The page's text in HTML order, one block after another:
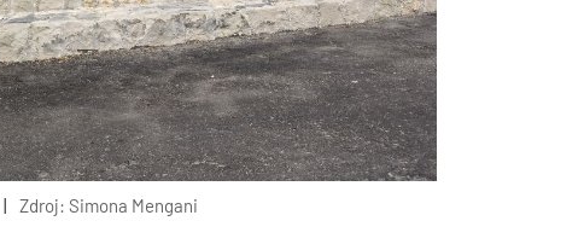
| Zdroj: Simona Mengani